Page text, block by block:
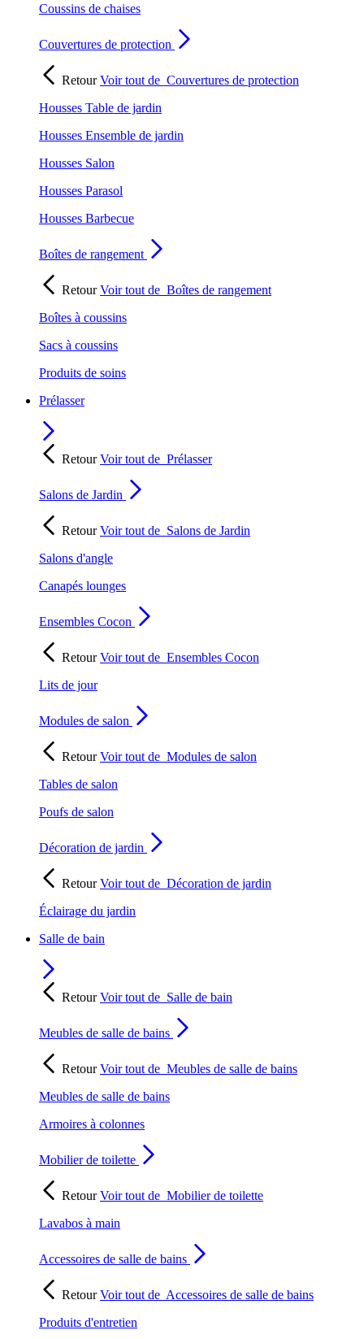
Coussins de chaises
Couvertures de protection
RetourVoir tout de Couvertures de protection
Housses Table de jardin
Housses Ensemble de jardin
Housses Salon
Housses Parasol
Housses Barbecue
Boîtes de rangement
RetourVoir tout de Boîtes de rangement
Boîtes à coussins
Sacs à coussins
Produits de soins
Prélasser
RetourVoir tout de Prélasser
Salons de Jardin
RetourVoir tout de Salons de Jardin
Salons d'angle
Canapés lounges
Ensembles Cocon
RetourVoir tout de Ensembles Cocon
Lits de jour
Modules de salon
RetourVoir tout de Modules de salon
Tables de salon
Poufs de salon
Décoration de jardin
RetourVoir tout de Décoration de jardin
Éclairage du jardin
Salle de bain
RetourVoir tout de Salle de bain
Meubles de salle de bains
RetourVoir tout de Meubles de salle de bains
Meubles de salle de bains
Armoires à colonnes
Mobilier de toilette
RetourVoir tout de Mobilier de toilette
Lavabos à main
Accessoires de salle de bains
RetourVoir tout de Accessoires de salle de bains
Produits d'entretien